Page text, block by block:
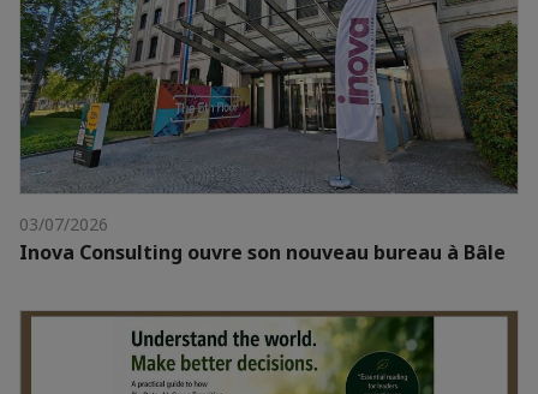
03/07/2026
Inova Consulting ouvre son nouveau bureau à Bâle